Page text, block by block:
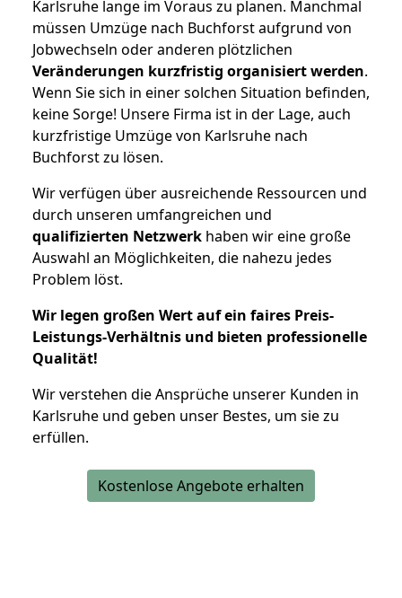
Karlsruhe lange im Voraus zu planen. Manchmal
müssen Umzüge nach Buchforst aufgrund von
Jobwechseln oder anderen plötzlichen
Veränderungen kurzfristig organisiert werden.
Wenn Sie sich in einer solchen Situation befinden,
keine Sorge! Unsere Firma ist in der Lage, auch
kurzfristige Umzüge von Karlsruhe nach
Buchforst zu lösen.
Wir verfügen über ausreichende Ressourcen und
durch unseren umfangreichen und
qualifizierten Netzwerk haben wir eine große
Auswahl an Möglichkeiten, die nahezu jedes
Problem löst.
Wir legen großen Wert auf ein faires Preis-
Leistungs-Verhältnis und bieten professionelle
Qualität!
Wir verstehen die Ansprüche unserer Kunden in
Karlsruhe und geben unser Bestes, um sie zu
erfüllen.
Kostenlose Angebote erhalten